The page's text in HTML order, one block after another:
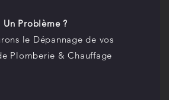
Un Problème ?
le Dépannage de vos
Plomberie & Chauffage